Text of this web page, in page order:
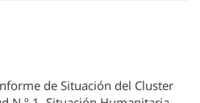
de Situación del Cluster